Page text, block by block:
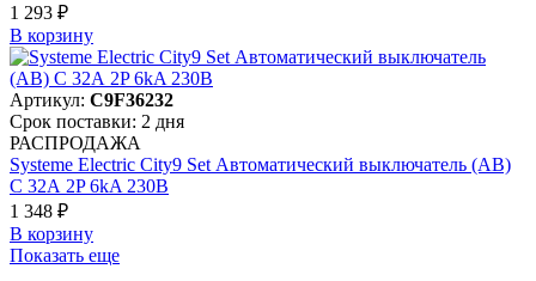
1 293 ₽
В корзинy
Артикул: C9F36232
Срок поставки: 2 дня
РАСПРОДАЖА
Systeme Electric City9 Set Автоматический выключатель (АВ)
С 32А 2P 6kA 230В
1 348 ₽
В корзинy
Показать еще